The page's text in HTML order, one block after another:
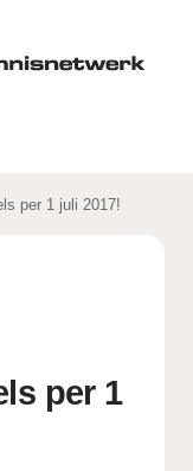
per 1 juli 2017!
per 1